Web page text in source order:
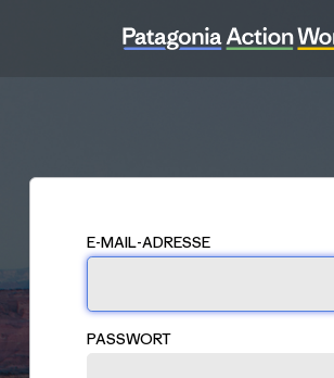
Anmelden
E-MAIL-ADRESSE
PASSWORT